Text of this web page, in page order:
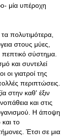
μία υπέροχη
πολυτιμότερα,
στους μύες,
πεπτικό σύστημα.
και συντελεί
γιατροί της
περιπτώσεις.
στην καθ' έξιν
και στις
Η άποψη
το
Έτσι σε μια